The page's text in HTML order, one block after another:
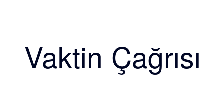
Vaktin Çağrısı